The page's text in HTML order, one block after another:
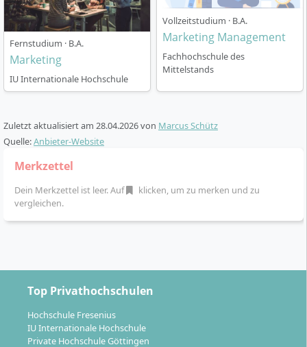
intensive Einbindung in reale Projekte und
Branchenkooperationen.
Studienprojekte im In- oder Ausland:
Möglichkeit eines integrierten Praktikums oder
Auslandssemesters, unterstützt durch das
internationale Netzwerk der Hochschule.
mit Studierenden aus benachbarten
Studiengängen, etwa Modedesign und
individueller Betreuung und enger Verzahnung von
Theorie und Praxis. Das Projektstudium sorgt für eine
Welche beruflichen Perspektiven hast du
Fernstudium · B.A.
Marketing
IU Internationale Hochschule
Vollzeitstudium · B.A.
Marketing Management
Fachhochschule des
Mittelstands
Zuletzt aktualisiert am 28.04.2026von Marcus Schütz
Quelle:Anbieter-Website
Merkzettel
Dein Merkzettel ist leer. Auf
klicken, um zu merken und zu
vergleichen.
Top Privathochschulen
Hochschule Fresenius
IU Internationale Hochschule
Private Hochschule Göttingen